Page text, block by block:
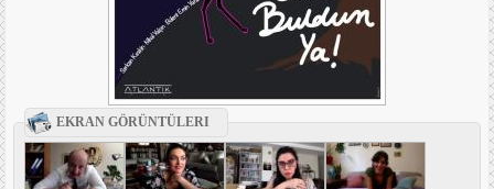
EKRAN GÖRÜNTÜLERI